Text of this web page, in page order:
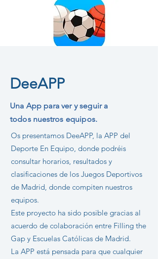
DeeAPP
Una App para ver y seguir a
todos nuestros equipos.
Os presentamos DeeAPP, la APP del
Deporte En Equipo, donde podréis
consultar horarios, resultados y
clasificaciones de los Juegos Deportivos
de Madrid, donde compiten nuestros
equipos.
Este proyecto ha sido posible gracias al
acuerdo de colaboración entre Filling the
Gap y Escuelas Católicas de Madrid.
La APP está pensada para que cualquier